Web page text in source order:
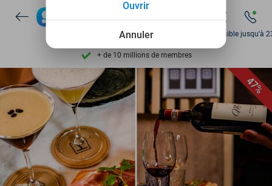
Disponible 7 jours par semaine
+ de 10 millions de membres
9,4 basé sur 206 065 avis
Découvrez + de 15.000 deals
Disponible 7 jours par semaine
+ de 10 millions de membres
Disponible jusqu'à
47%
Annuler
Ouvrir